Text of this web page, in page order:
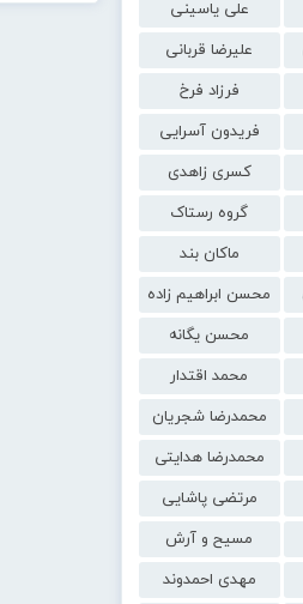
علی یاسینی
علیرضا قربانی
فرزاد فرخ
فریدون آسرایی
کسری زاهدی
گروه رستاک
ماکان بند
محسن ابراهیم زاده
محسن یگانه
محمد اقتدار
محمدرضا شجریان
محمدرضا هدایتی
مرتضی پاشایی
مسیح و آرش
مهدی احمدوند